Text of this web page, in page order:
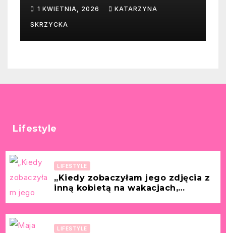
1 KWIETNIA, 2026 KATARZYNA
SKRZYCKA
Lifestyle
LIFESTYLE
„Kiedy zobaczyłam jego zdjęcia z
inną kobietą na wakacjach,
LIFESTYLE